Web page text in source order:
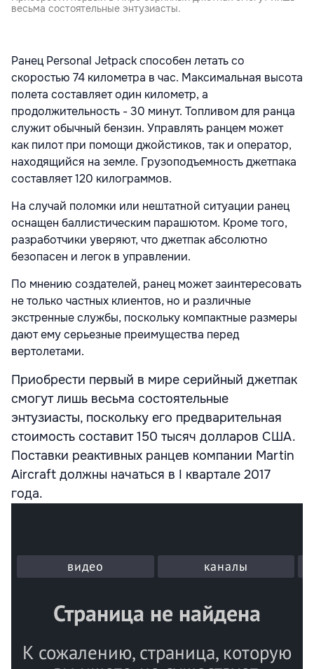
весьма состоятельные энтузиасты.
Ранец Personal Jetpack способен летать со
скоростью 74 километра в час. Максимальная высота
полета составляет один километр, а
продолжительность - 30 минут. Топливом для ранца
служит обычный бензин. Управлять ранцем может
как пилот при помощи джойстиков, так и оператор,
находящийся на земле. Грузоподъемность джетпака
составляет 120 килограммов.
На случай поломки или нештатной ситуации ранец
оснащен баллистическим парашютом. Кроме того,
разработчики уверяют, что джетпак абсолютно
безопасен и легок в управлении.
По мнению создателей, ранец может заинтересовать
не только частных клиентов, но и различные
экстренные службы, поскольку компактные размеры
дают ему серьезные преимущества перед
вертолетами.
Приобрести первый в мире серийный джетпак
смогут лишь весьма состоятельные
энтузиасты, поскольку его предварительная
стоимость составит 150 тысяч долларов США.
Поставки реактивных ранцев компании Martin
Aircraft должны начаться в I квартале 2017
года.